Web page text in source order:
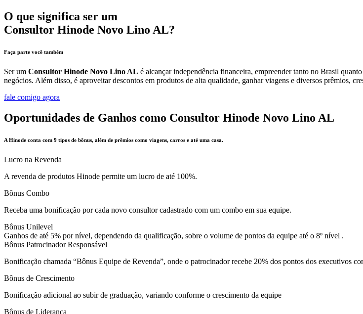
O que significa ser um
Consultor Hinode Novo Lino AL?
Faça parte você também
Ser um Consultor Hinode Novo Lino AL é alcançar independência financeira, empreender tanto no Brasil
negócios. Além disso, é aproveitar descontos em produtos de alta qualidade, ganhar viagens e diversos prêmios,
fale comigo agora
Oportunidades de Ganhos como Consultor Hinode Novo Lino AL
A Hinode conta com 9 tipos de bônus, além de prêmios como viagens, carros e até uma casa.
Lucro na Revenda
A revenda de produtos Hinode permite um lucro de até 100%.
Bônus Combo
Receba uma bonificação por cada novo consultor cadastrado com um combo em sua equipe.
Bônus Unilevel
Ganhos de até 5% por nível, dependendo da qualificação, sobre o volume de pontos da equipe até o 8º nível .
Bônus Patrocinador Responsável
Bonificação chamada “Bônus Equipe de Revenda”, onde o patrocinador recebe 20% dos pontos dos executivos
Bônus de Crescimento
Bonificação adicional ao subir de graduação, variando conforme o crescimento da equipe
Bônus de Liderança